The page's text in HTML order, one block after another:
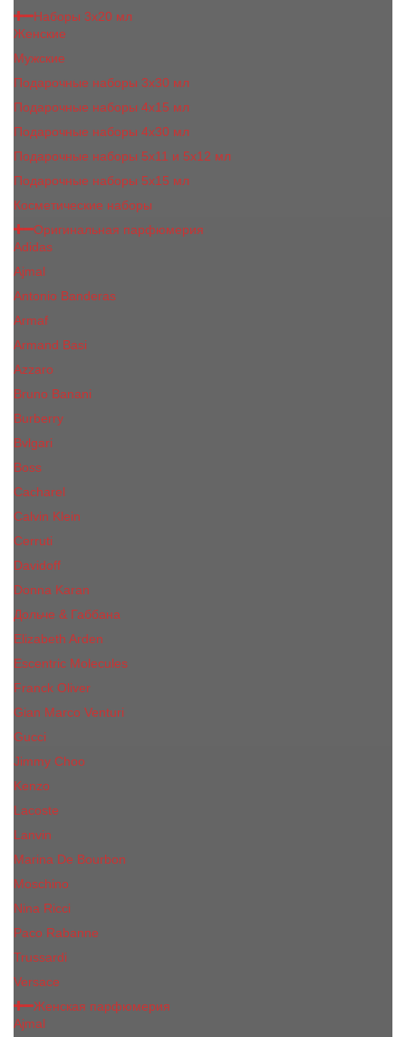
Наборы 3х20 мл
Женские
Мужские
Подарочные наборы 3х30 мл
Подарочные наборы 4x15 мл
Подарочные наборы 4x30 мл
Подарочные наборы 5x11 и 5х12 мл
Подарочные наборы 5x15 мл
Косметические наборы
Оригинальная парфюмерия
Adidas
Ajmal
Antonio Banderas
Armaf
Armand Basi
Azzaro
Bruno Banani
Burberry
Bvlgari
Boss
Cacharel
Calvin Klein
Cerruti
Davidoff
Donna Karan
Дольче & Габбана
Elizabeth Arden
Escentric Molecules
Franck Oliver
Gian Marco Venturi
Gucci
Jimmy Choo
Kenzo
Lacoste
Lanvin
Marina De Bourbon
Moschino
Nina Ricci
Paco Rabanne
Trussardi
Versace
Женская парфюмерия
Ajmal